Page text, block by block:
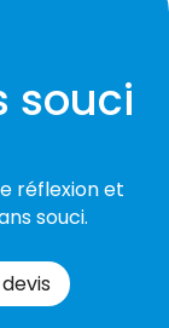
souci
réflexion et
souci.